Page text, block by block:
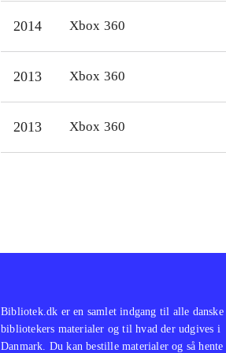
historie, eminent gameplay
2014 Xbox 360
2013 Xbox 360
2013 Xbox 360
Bibliotek.dk er en samlet indgang til alle danske
bibliotekers materialer og til hvad der udgives i
Danmark. Du kan bestille materialer og så hente